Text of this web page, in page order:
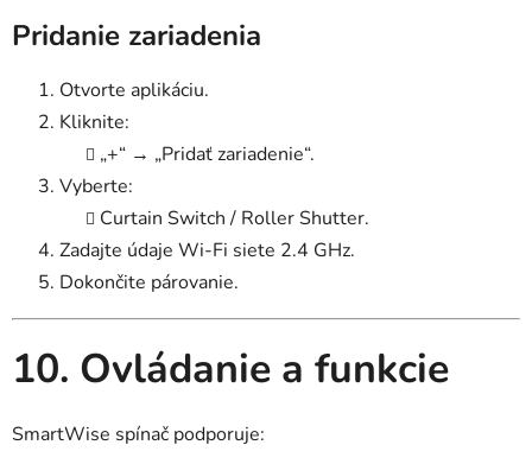
Pridanie zariadenia
Otvorte aplikáciu.
Kliknite:
„+“ → „Pridať zariadenie“.
Vyberte:
Curtain Switch / Roller Shutter.
Zadajte údaje Wi-Fi siete 2.4 GHz.
Dokončite párovanie.
10. Ovládanie a funkcie
SmartWise spínač podporuje: